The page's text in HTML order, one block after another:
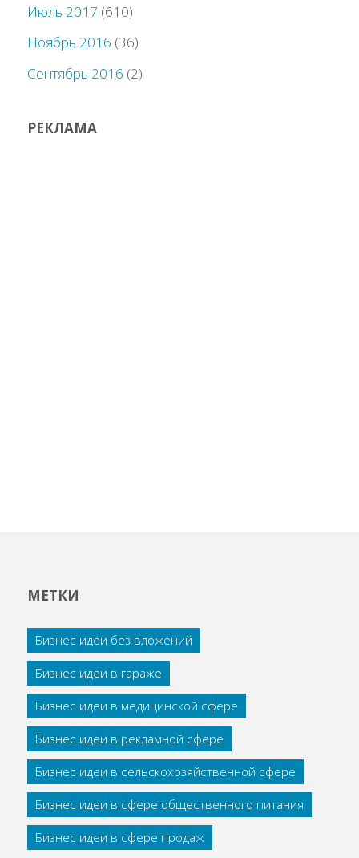
Июль 2017 (610)
Ноябрь 2016 (36)
Сентябрь 2016 (2)
РЕКЛАМА
МЕТКИ
Бизнес идеи без вложений
Бизнес идеи в гараже
Бизнес идеи в медицинской сфере
Бизнес идеи в рекламной сфере
Бизнес идеи в сельскохозяйственной сфере
Бизнес идеи в сфере общественного питания
Бизнес идеи в сфере продаж